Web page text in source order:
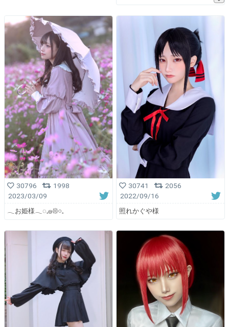
30796
1998
2023/03/09
𓂃お姫様𓂃◌𓈒𓐍𑁍𓏸𓈒
30741
2056
2022/09/16
照れかぐや様